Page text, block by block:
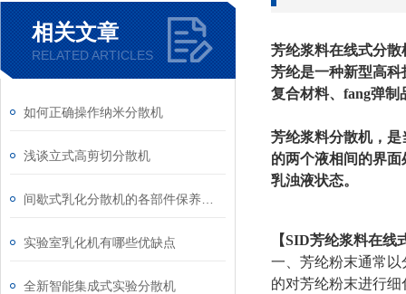
相关文章
RELATED ARTICLES
如何正确操作纳米分散机
浅谈立式高剪切分散机
实验室乳化机有哪些优缺点
全新智能集成式实验分散机
芳纶浆料在线式分散
芳纶是一种新型高
复合材料、fang弹制
芳纶浆料分散机，
的两个液相间的界
乳浊液状态。
【SID芳纶浆料在线
一、芳纶粉末通常
的对芳纶粉末进行细